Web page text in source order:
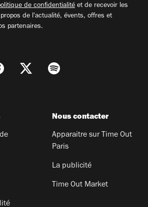
de confidentialité et de recevoir les
de l'actualité, évents, offres et
partenaires.
Nous contacter
Apparaitre sur Time Out
Paris
La publicité
Time Out Market